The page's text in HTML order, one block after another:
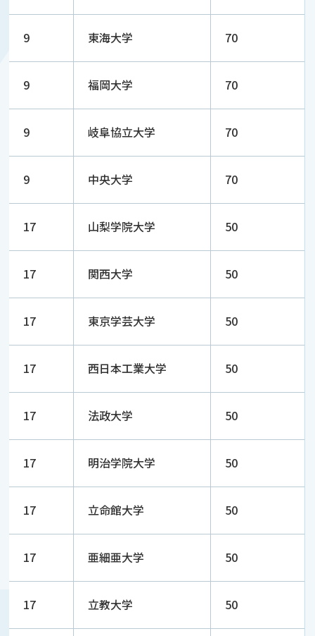
9 東海大学 70
9 福岡大学 70
9 岐阜協立大学 70
9 中央大学 70
17 山梨学院大学 50
17 関西大学 50
17 東京学芸大学 50
17 西日本工業大学 50
17 法政大学 50
17 明治学院大学 50
17 立命館大学 50
17 亜細亜大学 50
17 立教大学 50